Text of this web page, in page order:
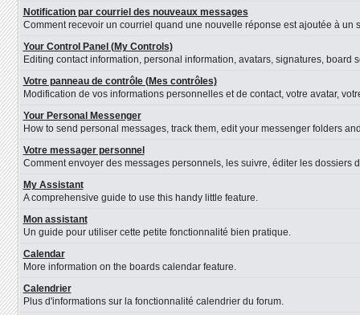
Notification par courriel des nouveaux messages
Comment recevoir un courriel quand une nouvelle réponse est ajoutée à un
Your Control Panel (My Controls)
Editing contact information, personal information, avatars, signatures, board
Votre panneau de contrôle (Mes contrôles)
Modification de vos informations personnelles et de contact, votre avatar,
Your Personal Messenger
How to send personal messages, track them, edit your messenger folders
Votre messager personnel
Comment envoyer des messages personnels, les suivre, éditer les dossiers
My Assistant
A comprehensive guide to use this handy little feature.
Mon assistant
Un guide pour utiliser cette petite fonctionnalité bien pratique.
Calendar
More information on the boards calendar feature.
Calendrier
Plus d'informations sur la fonctionnalité calendrier du forum.